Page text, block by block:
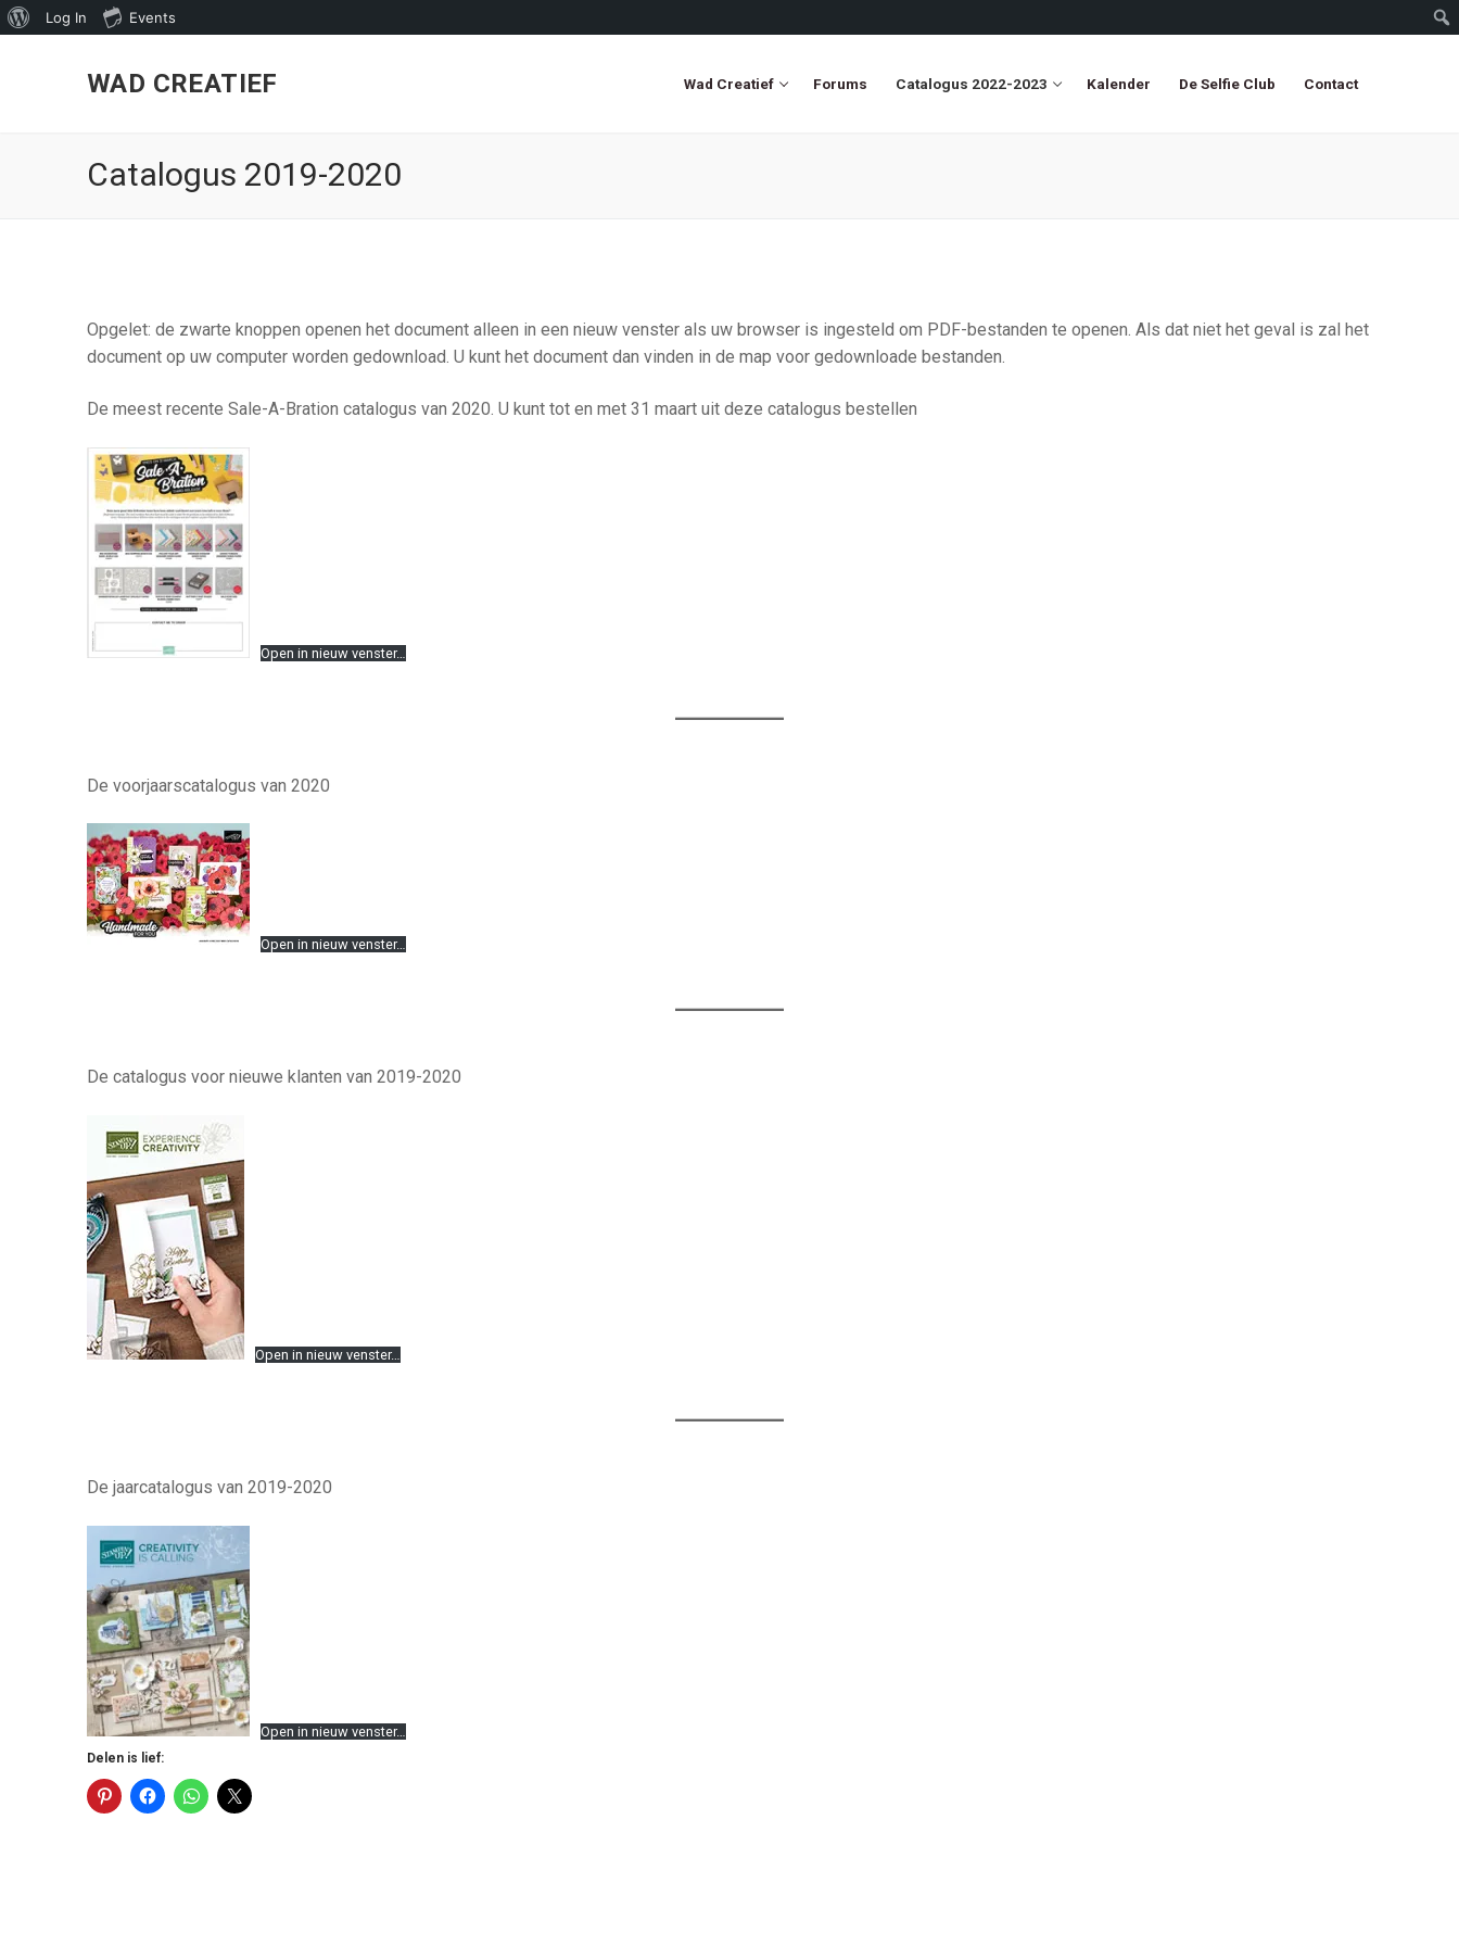
About
Log In Events
WAD CREATIEF Wad Creatief Forums Catalogus 2022-2023 Kalender De Selfie Club Contact
Catalogus 2019-2020
Opgelet: de zwarte knoppen openen het document alleen in een nieuw venster als uw browser is ingesteld om PDF-bestanden te openen. Als dat niet het geval is zal het
document op uw computer worden gedownload. U kunt het document dan vinden in de map voor gedownloade bestanden.
De meest recente Sale-A-Bration catalogus van 2020. U kunt tot en met 31 maart uit deze catalogus bestellen
Open in nieuw venster…
De voorjaarscatalogus van 2020
Open in nieuw venster…
De catalogus voor nieuwe klanten van 2019-2020
Open in nieuw venster…
De jaarcatalogus van 2019-2020
Open in nieuw venster…
Delen is lief: